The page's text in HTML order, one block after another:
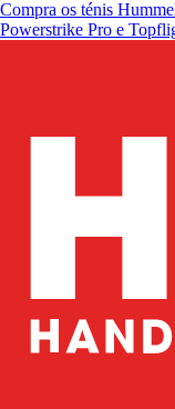
Compra os ténis
Powerstrike Pro e